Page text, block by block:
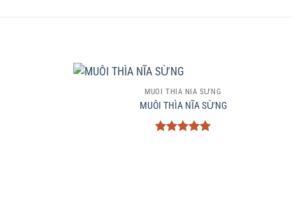
+
MUÔI THÌA NĨA SỪNG
MUÔI THÌA NĨA SỪNG